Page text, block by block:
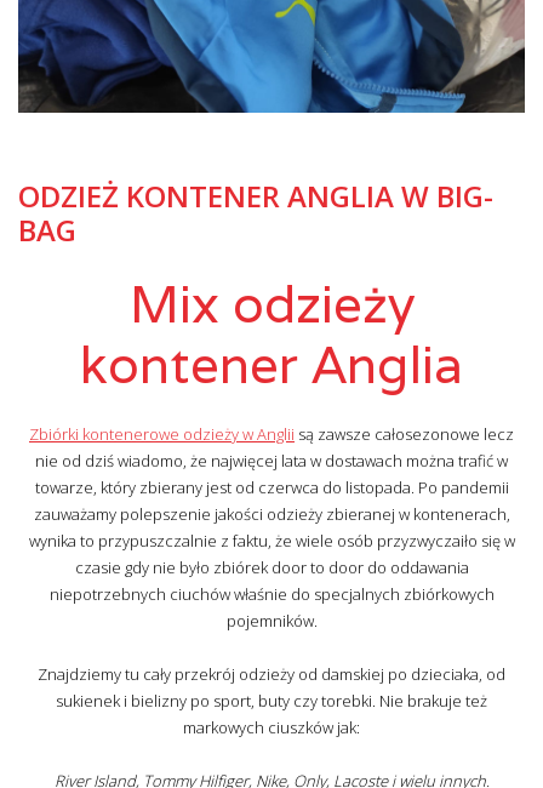
ODZIEŻ KONTENER ANGLIA W BIG-
BAG
Mix odzieży
kontener Anglia
Zbiórki kontenerowe odzieży w Anglii są zawsze całosezonowe lecz
nie od dziś wiadomo, że najwięcej lata w dostawach można trafić w
towarze, który zbierany jest od czerwca do listopada. Po pandemii
zauważamy polepszenie jakości odzieży zbieranej w kontenerach,
wynika to przypuszczalnie z faktu, że wiele osób przyzwyczaiło się w
czasie gdy nie było zbiórek door to door do oddawania
niepotrzebnych ciuchów właśnie do specjalnych zbiórkowych
pojemników.
Znajdziemy tu cały przekrój odzieży od damskiej po dzieciaka, od
sukienek i bielizny po sport, buty czy torebki. Nie brakuje też
markowych ciuszków jak:
River Island, Tommy Hilfiger, Nike, Only, Lacoste i wielu innych.